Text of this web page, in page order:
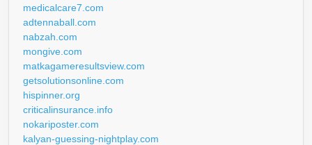
medicalcare7.com
adtennaball.com
nabzah.com
mongive.com
matkagameresultsview.com
getsolutionsonline.com
hispinner.org
criticalinsurance.info
nokariposter.com
kalyan-guessing-nightplay.com